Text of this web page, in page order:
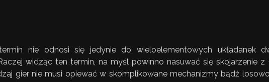
nie odnosi się jedynie do wieloelementowych układanek
widząc ten termin, na myśl powinno nasuwać się skojarzenie z
gier nie musi opiewać w skomplikowane mechanizmy bądź